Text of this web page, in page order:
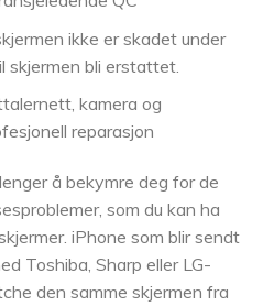
ikke er skadet under
skjermen bli erstattet.
kamera og
reparasjon
å bekymre deg for de
som du kan ha
iPhone som blir sendt
Toshiba, Sharp eller LG-
den samme skjermen fra